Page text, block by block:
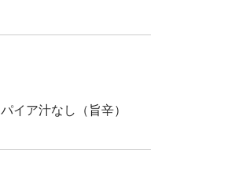
イア汁なし（旨辛）